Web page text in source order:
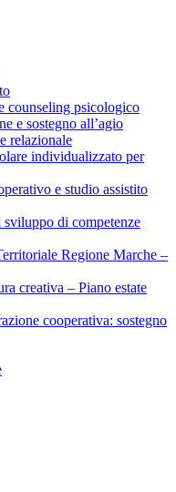
counseling psicologico
e sostegno all’agio
relazionale
individualizzato per
e studio assistito
di competenze
Regione Marche –
creativa – Piano estate
cooperativa: sostegno